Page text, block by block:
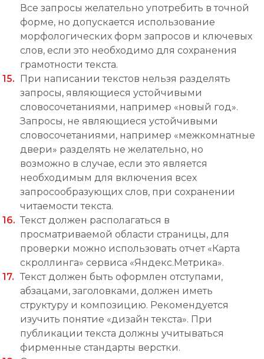
Все запросы желательно употребить в точной
форме, но допускается использование
морфологических форм запросов и ключевых
слов, если это необходимо для сохранения
грамотности текста.
При написании текстов нельзя разделять
запросы, являющиеся устойчивыми
словосочетаниями, например «новый год».
Запросы, не являющиеся устойчивыми
словосочетаниями, например «межкомнатные
двери» разделять не желательно, но
возможно в случае, если это является
необходимым для включения всех
запросообразующих слов, при сохранении
читаемости текста.
Текст должен располагаться в
просматриваемой области страницы, для
проверки можно использовать отчет «Карта
скроллинга» сервиса «Яндекс.Метрика».
Текст должен быть оформлен отступами,
абзацами, заголовками, должен иметь
структуру и композицию. Рекомендуется
изучить понятие «дизайн текста». При
публикации текста должны учитываться
фирменные стандарты верстки.